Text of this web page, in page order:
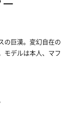
の巨漢。変幻自在の
モデルは本人、マフ